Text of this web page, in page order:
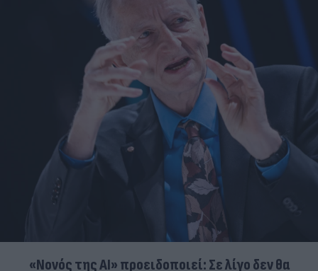
«Νονός της AI» προειδοποιεί: Σε λίγο δεν θα